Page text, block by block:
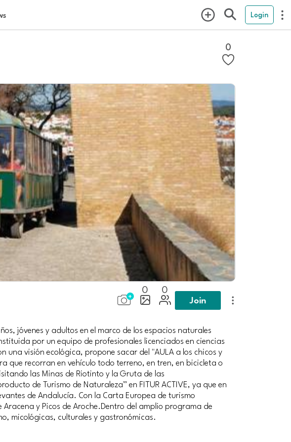
Login
0
0 0
Join
jóvenes y adultos en el marco de los espacios naturales
por un equipo de profesionales licenciados en ciencias
visión ecológica, propone sacar del "AULA a los chicos y
que recorran en vehículo todo terreno, en tren, en bicicleta o
las Minas de Riotinto y la Gruta de las
de Turismo de Naturaleza” en FITUR ACTIVE, ya que en
de Andalucía. Con la Carta Europea de turismo
y Picos de Aroche.Dentro del amplio programa de
micológicas, culturales y gastronómicas.